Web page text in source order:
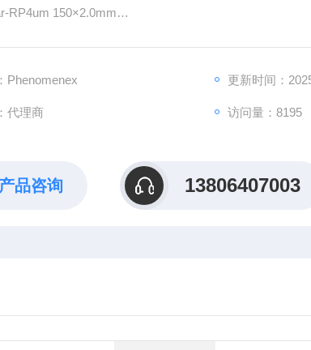
RP4um 150×2.0mm
Phenomenex
更新时间：
代理商 访问量：8195
产品咨询 13806407003